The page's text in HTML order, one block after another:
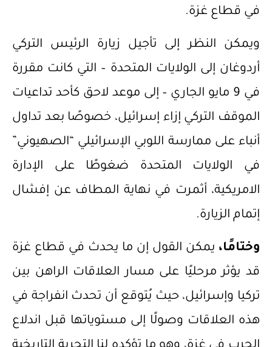
في قطاع غزة.
ويمكن النظر إلى تأجيل زيارة الرئيس التركي
أردوغان إلى الولايات المتحدة – التي كانت مقررة
في 9 مايو الجاري – إلى موعد لاحق كأحد تداعيات
الموقف التركي إزاء إسرائيل، خصوصًا بعد تداول
أنباء على ممارسة اللوبي الإسرائيلي “الصهيوني”
في الولايات المتحدة ضغوطًا على الإدارة
الامريكية، أثمرت في نهاية المطاف عن إفشال
إتمام الزيارة.
وختامًا، يمكن القول إن ما يحدث في قطاع غزة
قد يؤثر مرحليًا على مسار العلاقات الراهن بين
تركيا وإسرائيل، حيث يُتوقع أن تحدث انفراجة في
هذه العلاقات وصولًا إلى مستوياتها قبل اندلاع